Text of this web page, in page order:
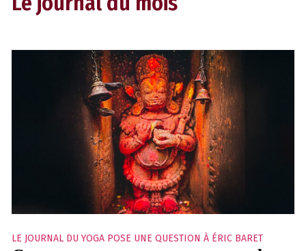
LE JOURNAL DU YOGA POSE UNE QUESTION À ÉRIC BARET